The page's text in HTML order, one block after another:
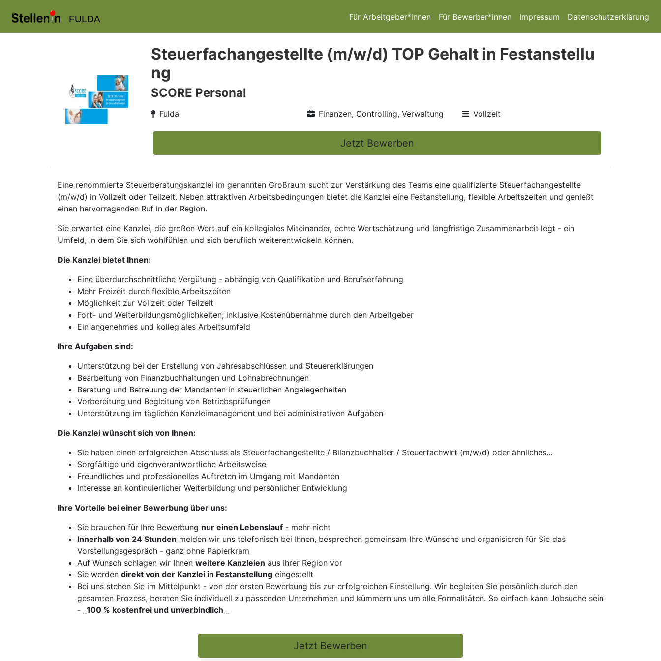
FULDA Für Arbeitgeber*innen Für Bewerber*innen Impressum Datenschutzerklärung
Steuerfachangestellte (m/w/d) TOP Gehalt in Festanstellu
ng
SCORE Personal
Fulda Finanzen, Controlling, Verwaltung Vollzeit
Jetzt Bewerben
Eine renommierte Steuerberatungskanzlei im genannten Großraum sucht zur Verstärkung des Teams eine qualifizierte Steuerfachangestellte
(m/w/d) in Vollzeit oder Teilzeit. Neben attraktiven Arbeitsbedingungen bietet die Kanzlei eine Festanstellung, flexible Arbeitszeiten und genießt
einen hervorragenden Ruf in der Region.
Sie erwartet eine Kanzlei, die großen Wert auf ein kollegiales Miteinander, echte Wertschätzung und langfristige Zusammenarbeit legt - ein
Umfeld, in dem Sie sich wohlfühlen und sich beruflich weiterentwickeln können.
Die Kanzlei bietet Ihnen:
Eine überdurchschnittliche Vergütung - abhängig von Qualifikation und Berufserfahrung
Mehr Freizeit durch flexible Arbeitszeiten
Möglichkeit zur Vollzeit oder Teilzeit
Fort- und Weiterbildungsmöglichkeiten, inklusive Kostenübernahme durch den Arbeitgeber
Ein angenehmes und kollegiales Arbeitsumfeld
Ihre Aufgaben sind:
Unterstützung bei der Erstellung von Jahresabschlüssen und Steuererklärungen
Bearbeitung von Finanzbuchhaltungen und Lohnabrechnungen
Beratung und Betreuung der Mandanten in steuerlichen Angelegenheiten
Vorbereitung und Begleitung von Betriebsprüfungen
Unterstützung im täglichen Kanzleimanagement und bei administrativen Aufgaben
Die Kanzlei wünscht sich von Ihnen:
Sie haben einen erfolgreichen Abschluss als Steuerfachangestellte / Bilanzbuchhalter / Steuerfachwirt (m/w/d) oder ähnliches...
Sorgfältige und eigenverantwortliche Arbeitsweise
Freundliches und professionelles Auftreten im Umgang mit Mandanten
Interesse an kontinuierlicher Weiterbildung und persönlicher Entwicklung
Ihre Vorteile bei einer Bewerbung über uns:
Sie brauchen für Ihre Bewerbung nur einen Lebenslauf - mehr nicht
Innerhalb von 24 Stunden melden wir uns telefonisch bei Ihnen, besprechen gemeinsam Ihre Wünsche und organisieren für Sie das
Vorstellungsgespräch - ganz ohne Papierkram
Auf Wunsch schlagen wir Ihnen weitere Kanzleien aus Ihrer Region vor
Sie werden direkt von der Kanzlei in Festanstellung eingestellt
Bei uns stehen Sie im Mittelpunkt - von der ersten Bewerbung bis zur erfolgreichen Einstellung. Wir begleiten Sie persönlich durch den
gesamten Prozess, beraten Sie individuell zu passenden Unternehmen und kümmern uns um alle Formalitäten. So einfach kann Jobsuche sein
- _ 100 % kostenfrei und unverbindlich
Jetzt Bewerben